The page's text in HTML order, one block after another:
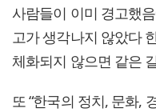
사람들이 이미 경고했
고가 생각나지 않았다
체화되지 않으면 같은
또 “한국의 정치, 문화,